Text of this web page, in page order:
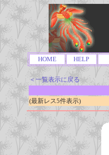
HOME HELP
＜一覧表示に戻る
(最新レス5件表示)